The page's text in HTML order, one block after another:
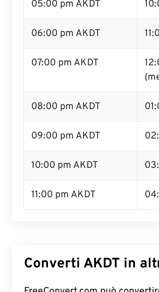
05:00 pm AKDT
06:00 pm AKDT
07:00 pm AKDT
08:00 pm AKDT
09:00 pm AKDT
10:00 pm AKDT
11:00 pm AKDT
Converti AKDT in